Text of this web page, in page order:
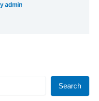
admin
Search